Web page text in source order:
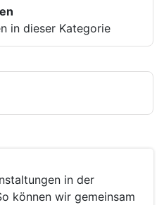
in dieser Kategorie
in der
können wir gemeinsam